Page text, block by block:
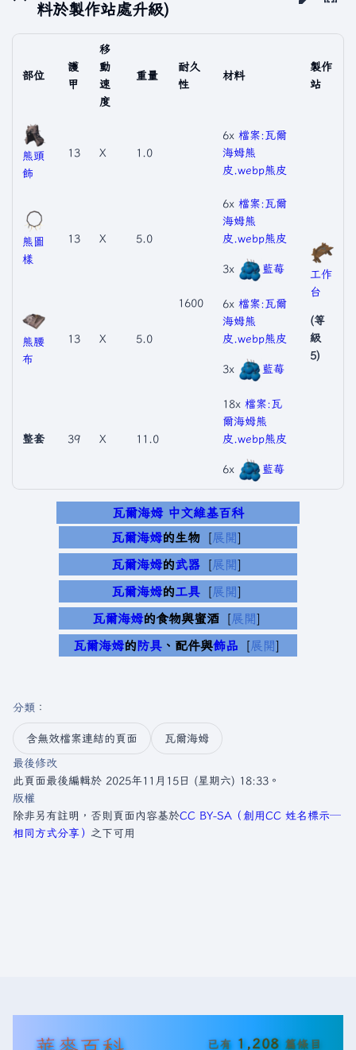
料於製作站處升級)
部位
護
甲
移
動
速
度
重量
耐久
性
材料
製作
站
熊頭
飾
13 X 1.0
1600
6x 檔案:瓦爾
海姆熊
皮.webp熊皮
工作
台
(等
級
5)
熊圖
樣
13 X 5.0
6x 檔案:瓦爾
海姆熊
皮.webp熊皮
3x 藍莓
熊腰
布
13 X 5.0
6x 檔案:瓦爾
海姆熊
皮.webp熊皮
3x 藍莓
整套 39 X 11.0
18x 檔案:瓦
爾海姆熊
皮.webp熊皮
6x 藍莓
瓦爾海姆 中文維基百科
瓦爾海姆的生物
展開
瓦爾海姆的武器
展開
瓦爾海姆的工具
展開
瓦爾海姆的食物與蜜酒
展開
瓦爾海姆的防具、配件與飾品 展開
分類 ：​
含無效檔案連結的頁面
瓦爾海姆
最後修改
此頁面最後編輯於 2025年11月15日 (星期六) 18:33。
版權
除非另有註明，否則頁面內容基於CC BY-SA（創用CC 姓名標示─
相同方式分享） 之下可用
已有 1,208 篇條目